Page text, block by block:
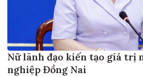
Nữ lãnh đạo kiến tạo giá trị
nghiệp Đồng Nai